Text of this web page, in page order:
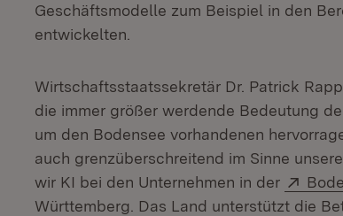
Geschäftsmodelle zum Beispiel in den
entwickelten.
Wirtschaftsstaatssekretär Dr. Patrick
die immer größer werdende Bedeutung
um den Bodensee vorhandenen
auch grenzüberschreitend im Sinne
wir KI bei den Unternehmen in der
Württemberg. Das Land unterstützt die